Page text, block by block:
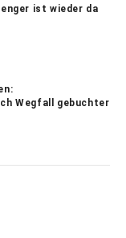
ist wieder da
Wegfall gebuchter